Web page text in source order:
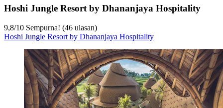
Hoshi Jungle Resort by Dhananjaya Hospitality
9,8/10 Sempurna! (46 ulasan)
Hoshi Jungle Resort by Dhananjaya Hospitality